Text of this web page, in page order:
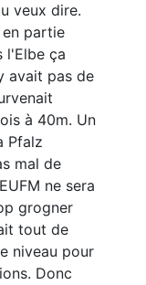
veux dire.
partie
l'Elbe ça
avait pas de
à 40m. Un
Pfalz
mal de
ne sera
grogner
tout de
niveau pour
Donc